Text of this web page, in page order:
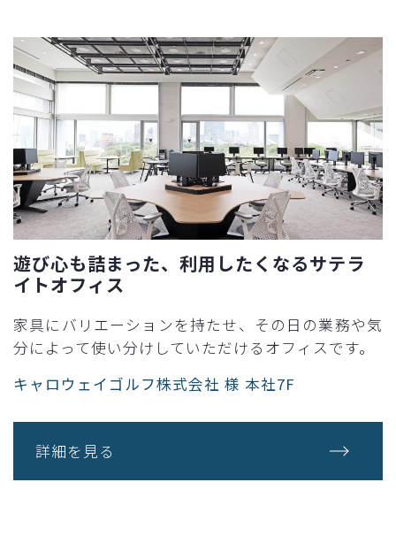
遊び心も詰まった、利用したくなるサテラ
イトオフィス​
家具にバリエーションを持たせ、その日の業務や気
分によって使い分けしていただけるオフィスです。​
キャロウェイゴルフ株式会社 様 本社7F
詳細を見る